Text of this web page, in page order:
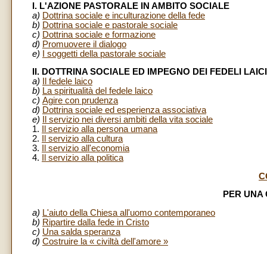
I. L'AZIONE PASTORALE IN AMBITO SOCIALE
a) Dottrina sociale e inculturazione della fede
b) Dottrina sociale e pastorale sociale
c) Dottrina sociale e formazione
d) Promuovere il dialogo
e) I soggetti della pastorale sociale
II. DOTTRINA SOCIALE ED IMPEGNO DEI FEDELI LAICI
a)
Il fedele laico
b) La spiritualità del fedele laico
c) Agire con prudenza
d) Dottrina sociale ed esperienza associativa
e)
Il servizio nei diversi ambiti della vita sociale
1.
Il servizio alla persona umana
2.
Il servizio alla cultura
3.
Il servizio all'economia
4.
Il servizio alla politica
PER
a) L'aiuto della Chiesa all'uomo contemporaneo
b) Ripartire dalla fede in Cristo
c) Una salda speranza
d) Costruire la « civiltà dell'amore »